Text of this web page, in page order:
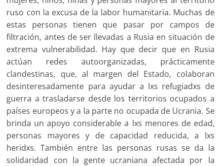
ruso con la excusa de la labor humanitaria. Muchas de
estas personas tienen que pasar por campos de
filtración, antes de ser llevadas a Rusia en situación de
extrema vulnerabilidad. Hay que decir que en Rusia
actúan redes autoorganizadas, prácticamente
clandestinas, que, al margen del Estado, colaboran
desinteresadamente para ayudar a lxs refugiadxs de
guerra a trasladarse desde los territorios ocupados a
países europeos y a la parte no ocupada de Ucrania. Se
brinda un apoyo considerable a lxs menores de edad,
personas mayores y de capacidad reducida, a lxs
heridxs. También entre las personas rusas se da la
solidaridad con la gente ucraniana afectada por la